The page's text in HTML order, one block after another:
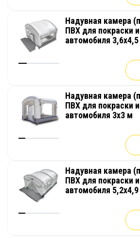
Надувная камера
ПВХ для покраски
автомобиля
Надувная камера
ПВХ для покраски
автомобиля 3х3 м
Надувная камера
ПВХ для покраски
автомобиля